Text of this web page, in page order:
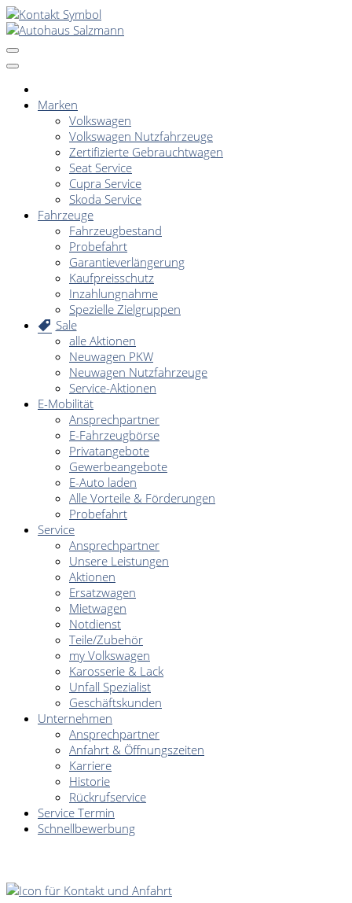
Marken
Volkswagen
Volkswagen Nutzfahrzeuge
Zertifizierte Gebrauchtwagen
Seat Service
Cupra Service
Skoda Service
Fahrzeuge
Fahrzeugbestand
Probefahrt
Garantieverlängerung
Kaufpreisschutz
Inzahlungnahme
Spezielle Zielgruppen
Sale
alle Aktionen
Neuwagen PKW
Neuwagen Nutzfahrzeuge
Service-Aktionen
E-Mobilität
Ansprechpartner
E-Fahrzeugbörse
Privatangebote
Gewerbeangebote
E-Auto laden
Alle Vorteile & Förderungen
Probefahrt
Service
Ansprechpartner
Unsere Leistungen
Aktionen
Ersatzwagen
Mietwagen
Notdienst
Teile/Zubehör
my Volkswagen
Karosserie & Lack
Unfall Spezialist
Geschäftskunden
Unternehmen
Ansprechpartner
Anfahrt & Öffnungszeiten
Karriere
Historie
Rückrufservice
Service Termin
Schnellbewerbung